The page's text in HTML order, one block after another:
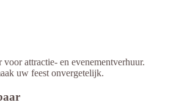
attractie- en evenementverhuur.
uw feest onvergetelijk.